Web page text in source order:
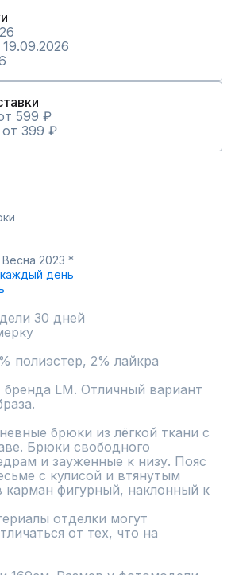
599 ₽
399 ₽
2023 *
день
30 дней
полиэстер, 2% лайкра
LM. Отличный вариант
брюки из лёгкой ткани с
Брюки свободного
и зауженные к низу. Пояс
с кулисой и втянутым
фигурный, наклонный к
отделки могут
от тех, что на